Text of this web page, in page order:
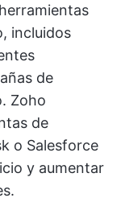
incluidos
de
Zoho
de
o Salesforce
y aumentar